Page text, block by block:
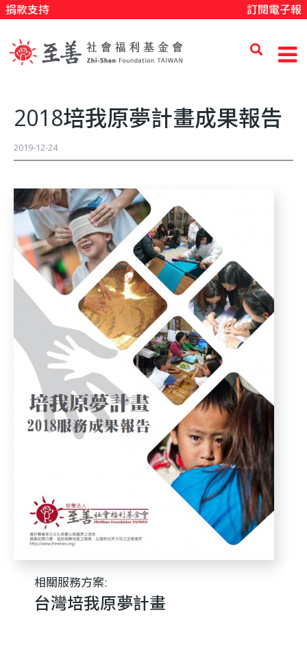
主
捐款支持 訂閱電子報
至
善
社
會
福
基
金
2018培我原夢計畫成果報告
2019-12-24
相關服務方案:
台灣培我原夢計畫